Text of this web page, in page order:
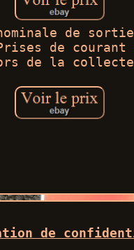
de
de
de la
de